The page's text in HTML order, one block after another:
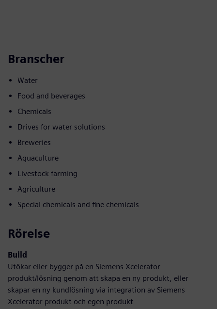
Branscher
Water
Food and beverages
Chemicals
Drives for water solutions
Breweries
Aquaculture
Livestock farming
Agriculture
Special chemicals and fine chemicals
Rörelse
Build
Utökar eller bygger på en Siemens Xcelerator
produkt/lösning genom att skapa en ny produkt, eller
skapar en ny kundlösning via integration av Siemens
Xcelerator produkt och egen produkt